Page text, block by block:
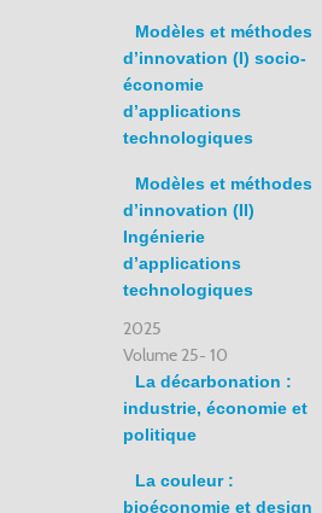
Modèles et méthodes
d’innovation (I) socio-
économie
d’applications
technologiques
Modèles et méthodes
d’innovation (II)
Ingénierie
d’applications
technologiques
2025
Volume 25- 10
La décarbonation :
industrie, économie et
politique
La couleur :
bioéconomie et design